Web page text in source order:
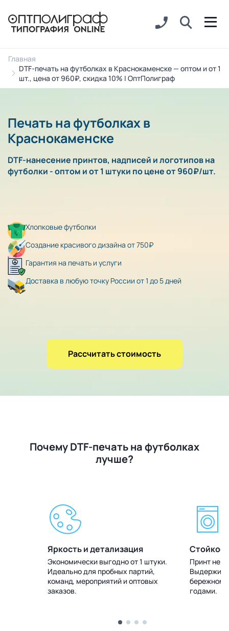
Главная
DTF-печать на футболках в Краснокаменске — оптом и от 1
шт., цена от 960₽, скидка 10% | ОптПолиграф
Печать на футболках в
Краснокаменске
DTF-нанесение принтов, надписей и логотипов на
футболки - оптом и от 1 штуки по цене от 960₽/шт.
Хлопковые футболки
Создание красивого дизайна от 750₽
Гарантия на печать и услуги
Доставка в любую точку России от 1 до 5 дней
Рассчитать стоимость
Почему DTF-печать на футболках
лучше?
Яркость и детализация
Экономически выгодно от 1 штуки.
Идеально для пробных партий,
команд, мероприятий и оптовых
заказов.
Принт не
бережном
годами.